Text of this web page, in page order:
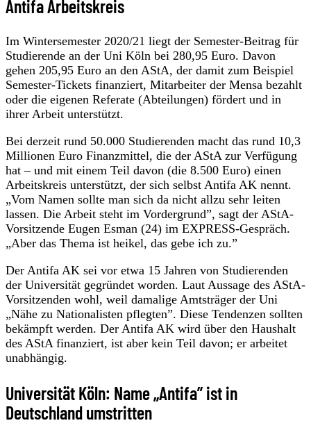
Antifa Arbeitskreis
Im Wintersemester 2020/21 liegt der Semester-Beitrag für
Studierende an der Uni Köln bei 280,95 Euro. Davon
gehen 205,95 Euro an den AStA, der damit zum Beispiel
Semester-Tickets finanziert, Mitarbeiter der Mensa bezahlt
oder die eigenen Referate (Abteilungen) fördert und in
ihrer Arbeit unterstützt.
Bei derzeit rund 50.000 Studierenden macht das rund 10,3
Millionen Euro Finanzmittel, die der AStA zur Verfügung
hat – und mit einem Teil davon (die 8.500 Euro) einen
Arbeitskreis unterstützt, der sich selbst Antifa AK nennt.
„Vom Namen sollte man sich da nicht allzu sehr leiten
lassen. Die Arbeit steht im Vordergrund”, sagt der AStA-
Vorsitzende Eugen Esman (24) im EXPRESS-Gespräch.
„Aber das Thema ist heikel, das gebe ich zu.”
Der Antifa AK sei vor etwa 15 Jahren von Studierenden
der Universität gegründet worden. Laut Aussage des AStA-
Vorsitzenden wohl, weil damalige Amtsträger der Uni
„Nähe zu Nationalisten pflegten”. Diese Tendenzen sollten
bekämpft werden. Der Antifa AK wird über den Haushalt
des AStA finanziert, ist aber kein Teil davon; er arbeitet
unabhängig.
Universität Köln: Name „Antifa” ist in
Deutschland umstritten